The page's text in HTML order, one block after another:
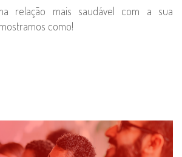
relação mais saudável com a sua
como!